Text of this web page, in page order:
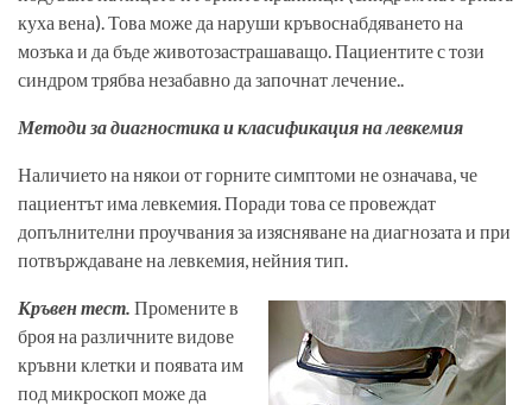
куха вена). Това може да наруши кръвоснабдяването на
мозъка и да бъде животозастрашаващо. Пациентите с този
синдром трябва незабавно да започнат лечение..
Методи за диагностика и класификация на левкемия
Наличието на някои от горните симптоми не означава, че
пациентът има левкемия. Поради това се провеждат
допълнителни проучвания за изясняване на диагнозата и при
потвърждаване на левкемия, нейния тип.
Кръвен тест. Промените в
броя на различните видове
кръвни клетки и появата им
под микроскоп може да